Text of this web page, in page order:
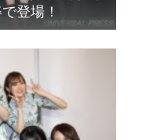
登場！